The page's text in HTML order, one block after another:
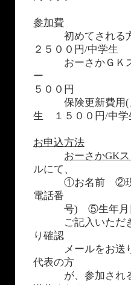
参加費
初めてされる
２５００円/中学生
おーさかＧＫス
５００円
保険更新
生 １５００円/中
お申込方法
おーさかGK
ルにて、
①お名前 ②現学
電話番
号) ⑤生年月日(
ご記入いただき
り確認
メールをお送り
代表の方
が、参加される